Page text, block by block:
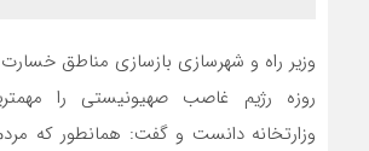
روزه رژیم غاصب صهیونیستی را
وزارتخانه دانست و گفت: همانطور که